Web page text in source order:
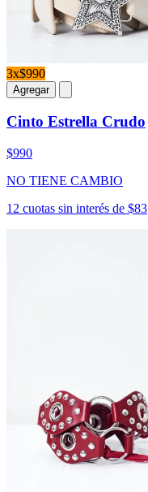
3x$990
Agregar
Cinto Estrella Crudo
$990
NO TIENE CAMBIO
12 cuotas sin interés de $83